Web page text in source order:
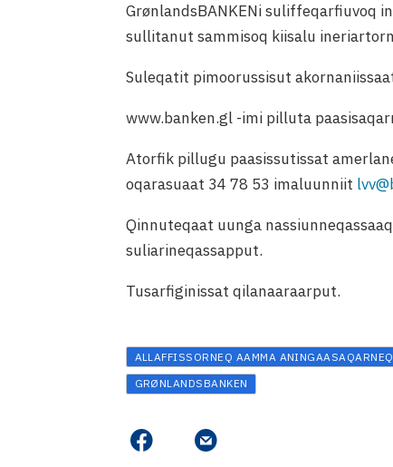
GrønlandsBANKENi suliffeqarfiuvoq
sullitanut sammisoq kiisalu
Suleqatit pimoorussisut
www.banken.gl -imi pilluta
Atorfik pillugu paasissutissat
oqarasuaat 34 78 53 imaluunniit
Qinnuteqaat uunga
suliarineqassapput.
Tusarfiginissat qilanaaraarput.
ALLAFFISSORNEQ AAMMA ANINGAASAQARNEQ
GRØNLANDSBANKEN